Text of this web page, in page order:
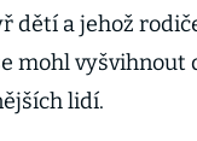
dětí a jehož
mohl
lidí.